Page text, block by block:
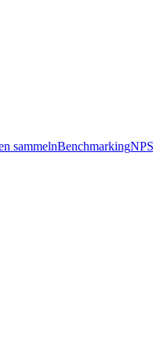
sammelnBenchmarking